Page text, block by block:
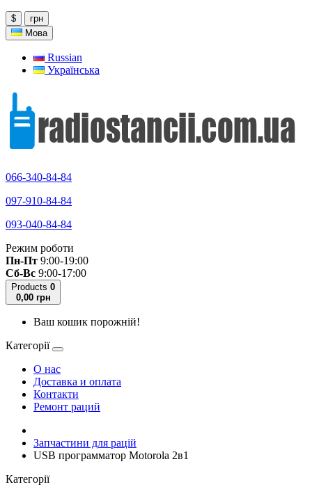
$
грн
Мова
Russian
Українська
066-340-84-84
097-910-84-84
093-040-84-84
Режим роботи
Пн-Пт 9:00-19:00
Сб-Вс 9:00-17:00
Products 0
0,00 грн
Ваш кошик порожній!
Категорії
О нас
Доставка и оплата
Контакти
Ремонт раций
Запчастини для рацій
USB программатор Motorola 2в1
Категорії